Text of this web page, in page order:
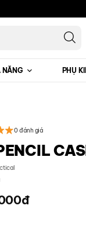
NĂNG PHỤ
0 đánh giá
đ